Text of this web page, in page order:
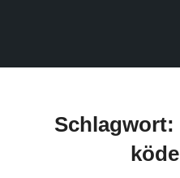
Schlagwort: